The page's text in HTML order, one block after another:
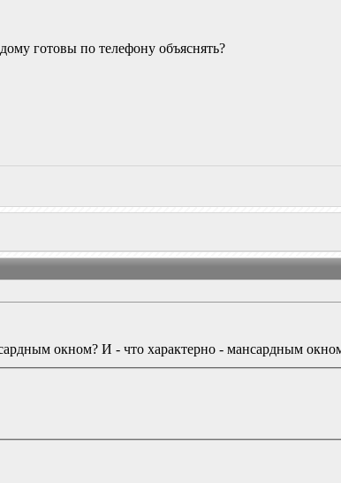
готовы по телефону объяснять?
окном? И - что характерно - мансардным